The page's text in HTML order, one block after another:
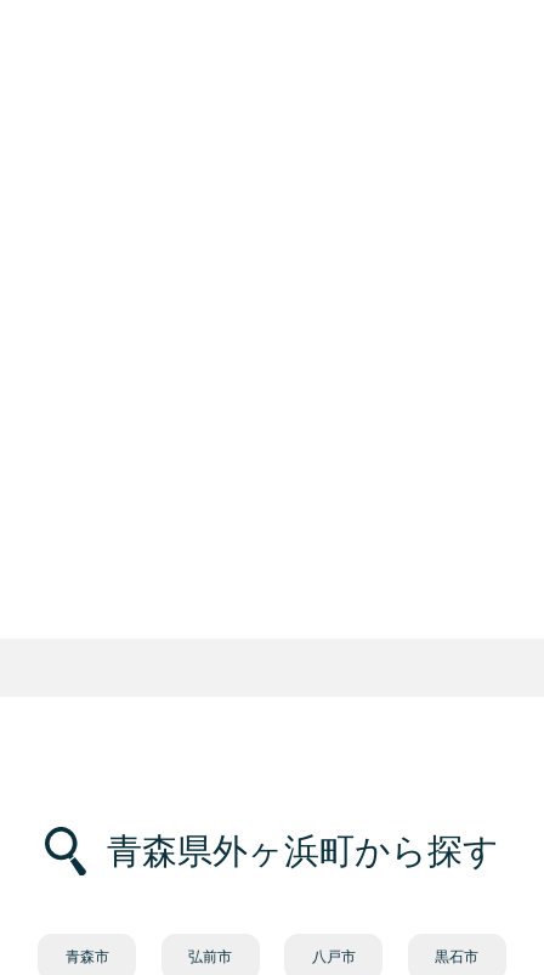
青森県外ヶ浜町から探す
青森市 弘前市 八戸市 黒石市